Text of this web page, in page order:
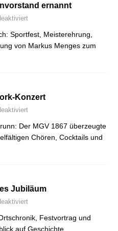
ernannt
Sportfest, Meisterehrung,
von Markus Menges zum
Konzert
Der MGV 1867 überzeugte
Chören, Cocktails und
Jubiläum
Festvortrag und
auf Geschichte,